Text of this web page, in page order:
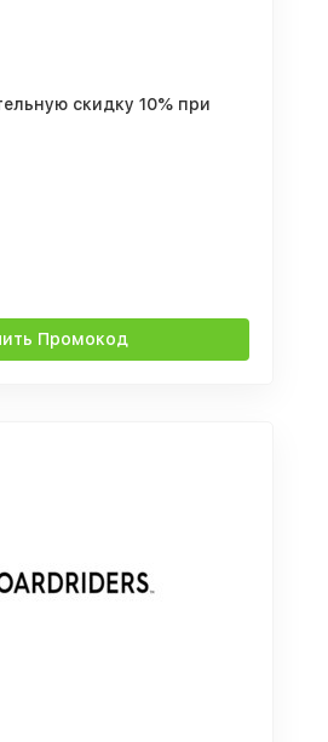
скидку 10% при
Промокод